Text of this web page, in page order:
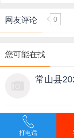
打电话
网友评论 0
您可能在找
常山县
常山方信